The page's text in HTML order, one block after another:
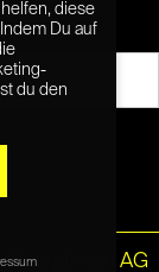
Netzpiloten AG
diese
Du auf
du den